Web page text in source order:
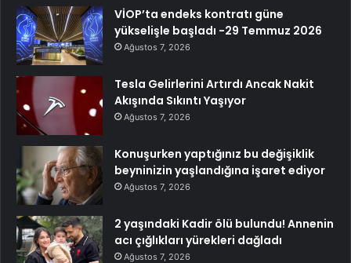
VİOP’ta endeks kontratı güne
yükselişle başladı -29 Temmuz 2026
Ağustos 7, 2026
Tesla Gelirlerini Artırdı Ancak Nakit
Akışında Sıkıntı Yaşıyor
Ağustos 7, 2026
Konuşurken yaptığınız bu değişiklik
beyninizin yaşlandığına işaret ediyor
Ağustos 7, 2026
2 yaşındaki Kadir ölü bulundu! Annenin
acı çığlıkları yürekleri dağladı
Ağustos 7, 2026